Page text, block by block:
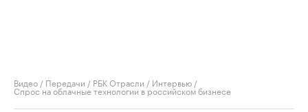
Видео / Передачи / РБК Отрасли / Интервью /
Спрос на облачные технологии в российском бизнесе